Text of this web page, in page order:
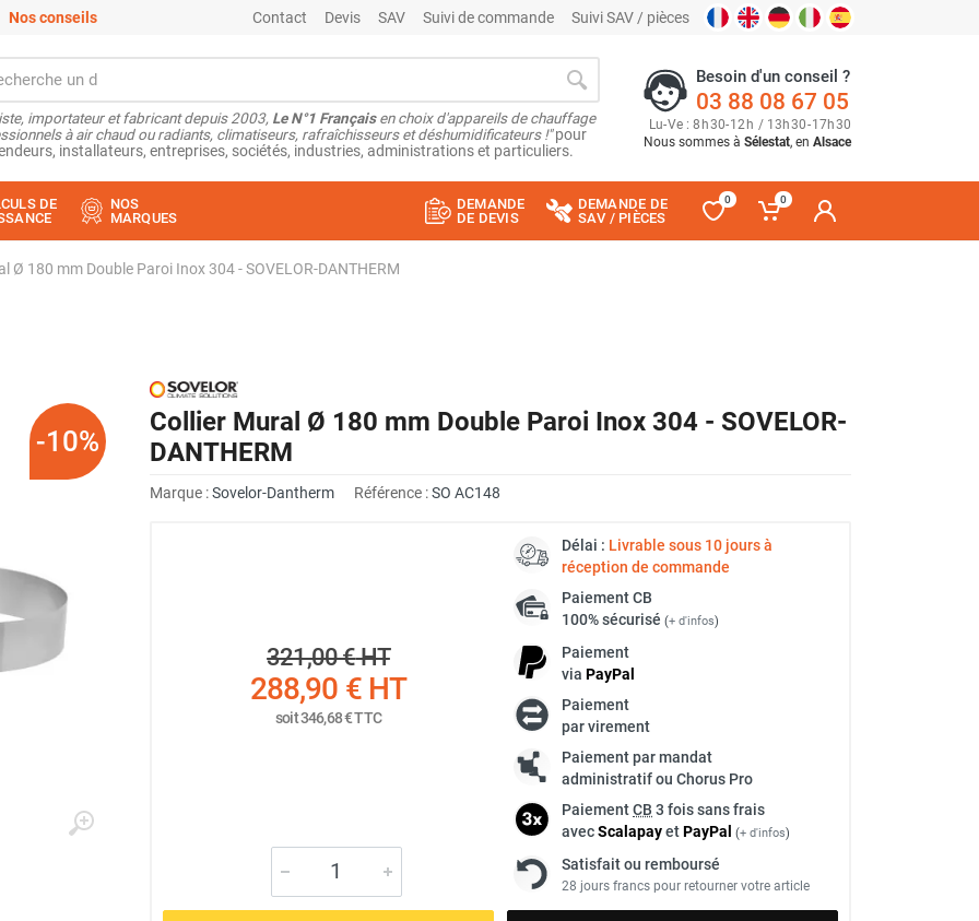
Nos conseils Contact Devis SAV Suivi de commande Suivi SAV / pièces
importateur et fabricant depuis 2003, Le N°1 Françaisen choix d'appareils de chauffage
à air chaud ou radiants, climatiseurs, rafraîchisseurs et déshumidificateurs !"pour
installateurs, entreprises, sociétés, industries, administrations et particuliers.
Besoin d'un conseil ?
03 88 08 67 05
Lu-Ve : 8h30-12h / 13h30-17h30
Nous sommes à Sélestat, en Alsace
DE
NOS
MARQUES
DEMANDE
DE DEVIS
DEMANDE DE
SAV / PIÈCES
0 0
Ø 180 mm Double Paroi Inox 304 - SOVELOR-DANTHERM
-10%
Collier Mural Ø 180 mm Double Paroi Inox 304 - SOVELOR-
DANTHERM
Marque :Sovelor-Dantherm Référence :SO AC148
321,00 €HT
288,90 €HT
soit346,68 €TTC
Délai : Livrable sous 10 jours à
réception de commande
PaiementCB
100% sécurisé (+ d'infos)
Paiement
via PayPal
Paiement
par virement
Paiement par mandat
administratif ou Chorus Pro
PaiementCB 3 fois sans frais
avecScalapayetPayPal (+ d'infos)
Satisfait ou remboursé
28 jours francs pour retourner votre article